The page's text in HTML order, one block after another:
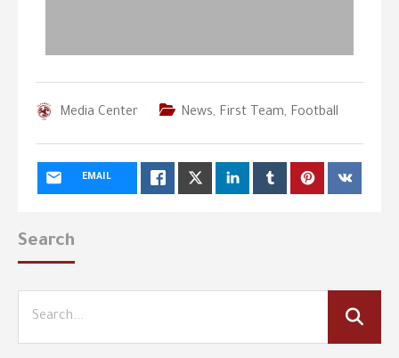
Media Center News, First Team, Football
EMAIL
Search